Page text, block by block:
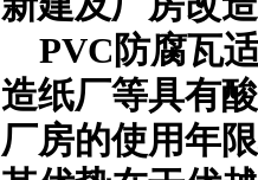
PVC防腐瓦
造纸厂等具有
厂房的使用年